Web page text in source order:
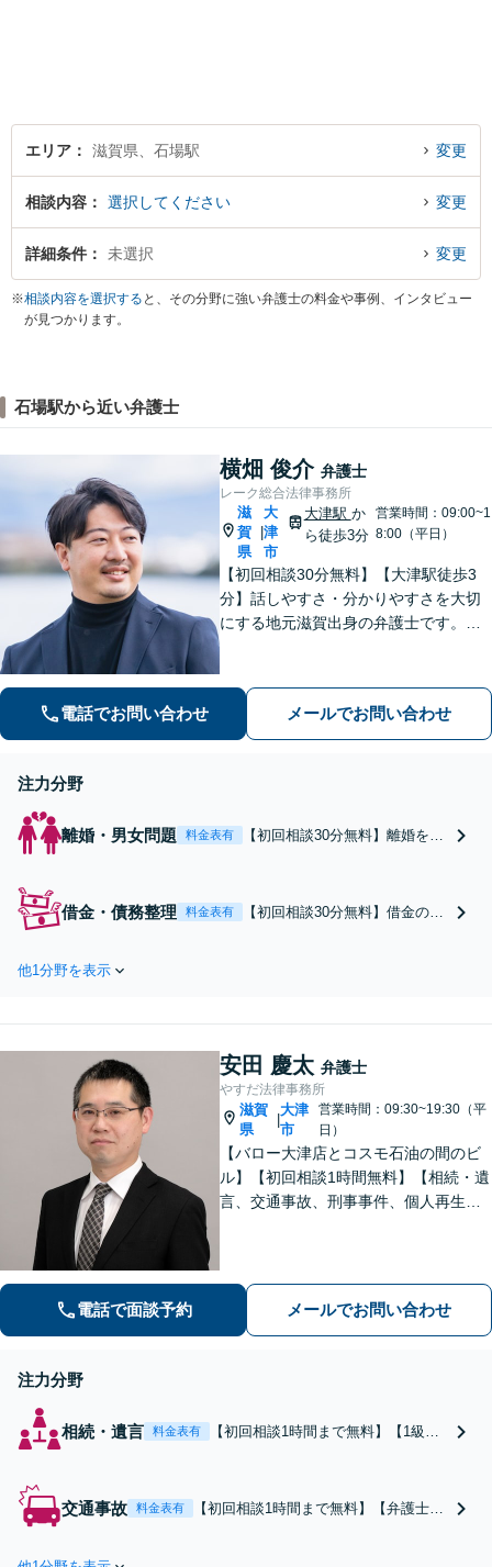
します。
エリア 滋賀県、石場駅 変更
相談内容 選択してください 変更
詳細条件 未選択 変更
※相談内容を選択する と、その分野に強い弁護士の料金や事例、インタビュー
が見つかります。
石場駅から近い弁護士
横畑 俊介 弁護士
レーク総合法律事務所
滋
賀
県
大
津
市
大津駅 か
ら徒歩3分
営業時間：09:00~1
8:00（平日）
【初回相談30分無料】【大津駅徒歩3
分】話しやすさ・分かりやすさを大切
にする地元滋賀出身の弁護士です。離
ます。一人で抱え込まず、まずはお気
軽にご相談ください。
電話でお問い合わせ メールでお問い合わせ
注力分野
離婚・男女問題 料金表有
【初回相談30分無料】離婚を進
況に合わせたベストな解決策を
借金・債務整理 料金表有
【初回相談30分無料】借金の理
受け止めます。話しやすさ◎お
ださい。【法テラス利用可能】
【大津駅徒歩3分】
他1分野を表示
安田 慶太 弁護士
やすだ法律事務所
滋賀
県
|
大津
市
営業時間：09:30~19:30（平
日）
【バロー大津店とコスモ石油の間のビ
ル】【初回相談1時間無料】【相続・遺
言、交通事故、刑事事件、個人再生・
電話で面談予約 メールでお問い合わせ
注力分野
相続・遺言 料金表有
【初回相談1時間まで無料】【1級フ
交通事故 料金表有
【初回相談1時間まで無料】【弁護士費